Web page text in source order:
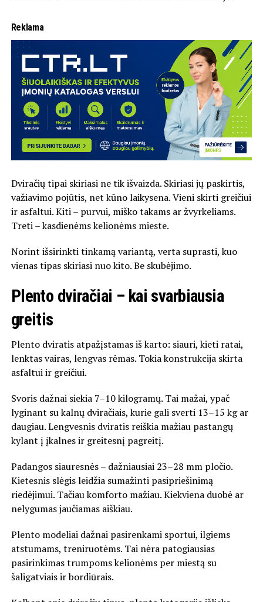
Reklama
Dviračių tipai skiriasi ne tik išvaizda. Skiriasi jų paskirtis,
važiavimo pojūtis, net kūno laikysena. Vieni skirti greičiui
ir asfaltui. Kiti – purvui, miško takams ar žvyrkeliams.
Treti – kasdienėms kelionėms mieste.
Norint išsirinkti tinkamą variantą, verta suprasti, kuo
vienas tipas skiriasi nuo kito. Be skubėjimo.
Plento dviračiai – kai svarbiausia
greitis
Plento dviratis atpažįstamas iš karto: siauri, kieti ratai,
lenktas vairas, lengvas rėmas. Tokia konstrukcija skirta
asfaltui ir greičiui.
Svoris dažnai siekia 7–10 kilogramų. Tai mažai, ypač
lyginant su kalnų dviračiais, kurie gali sverti 13–15 kg ar
daugiau. Lengvesnis dviratis reiškia mažiau pastangų
kylant į įkalnes ir greitesnį pagreitį.
Padangos siauresnės – dažniausiai 23–28 mm pločio.
Kietesnis slėgis leidžia sumažinti pasipriešinimą
riedėjimui. Tačiau komforto mažiau. Kiekviena duobė ar
nelygumas jaučiamas aiškiau.
Plento modeliai dažnai pasirenkami sportui, ilgiems
atstumams, treniruotėms. Tai nėra patogiausias
pasirinkimas trumpoms kelionėms per miestą su
šaligatviais ir bordiūrais.